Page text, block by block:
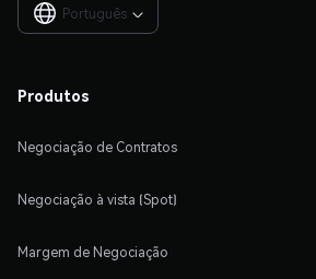
Português 
Produtos
Negociação de Contratos
Negociação à vista (Spot)
Margem de Negociação